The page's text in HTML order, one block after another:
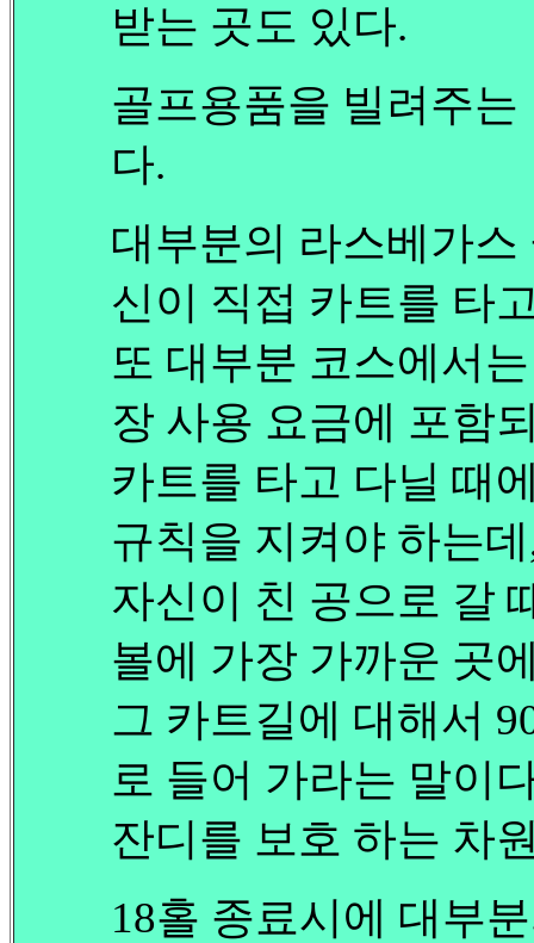
받는 곳도 있다.
골프용품을 빌려주는
다.
대부분의 라스베가
신이 직접 카트를 타
또 대부분 코스에서
장 사용 요금에 포함
카트를 타고 다닐 때
규칙을 지켜야 하는데
자신이 친 공으로 갈
볼에 가장 가까운 곳
그 카트길에 대해서
로 들어 가라는 말이
잔디를 보호 하는 차
18홀 종료시에 대부